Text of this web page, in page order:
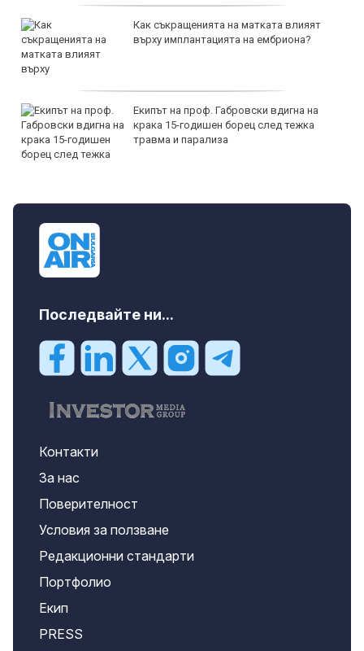
Как съкращенията на матката влияят
върху имплантацията на ембриона?
Екипът на проф. Габровски вдигна на
крака 15-годишен борец след тежка
травма и парализа
Последвайте ни...
Контакти
За нас
Поверителност
Условия за ползване
Редакционни стандарти
Портфолио
Екип
PRESS